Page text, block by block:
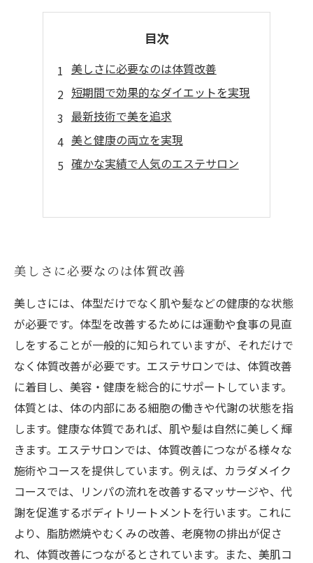
目次
美しさに必要なのは体質改善
短期間で効果的なダイエットを実現
最新技術で美を追求
美と健康の両立を実現
確かな実績で人気のエステサロン
美しさに必要なのは体質改善
美しさには、体型だけでなく肌や髪などの健康的な状態
が必要です。体型を改善するためには運動や食事の見直
しをすることが一般的に知られていますが、それだけで
なく体質改善が必要です。エステサロンでは、体質改善
に着目し、美容・健康を総合的にサポートしています。
体質とは、体の内部にある細胞の働きや代謝の状態を指
します。健康な体質であれば、肌や髪は自然に美しく輝
きます。エステサロンでは、体質改善につながる様々な
施術やコースを提供しています。例えば、カラダメイク
コースでは、リンパの流れを改善するマッサージや、代
謝を促進するボディトリートメントを行います。これに
より、脂肪燃焼やむくみの改善、老廃物の排出が促さ
れ、体質改善につながるとされています。また、美肌コ